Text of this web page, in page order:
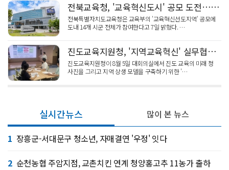
전북교육청, '교육혁신도시' 공모 도전…14개 시군
전북특별자치도교육청은 교육부의 '교육혁신선도지역' 공모에
도내 14개 시군 전체가 참여한다고 7일 밝혔다. …
진도교육지원청, '지역교육혁신' 실무협의체 개최
진도교육지원청이 8월 5일 대회의실에서 진도 교육의 미래 청
사진을 그리고 지역 상생 모델을 구축하기 위한 '…
실시간뉴스
1 장흥군-서대문구 청소년, 자매결연 '우정' 잇다
2 순천농협 주암지점, 교촌치킨 연계 청양홍고추 11농가 출하
많이 본 뉴스